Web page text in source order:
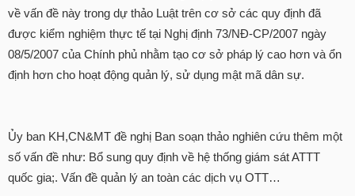
về vấn đề này trong dự thảo Luật trên cơ sở các quy định đã
được kiểm nghiệm thực tế tại Nghị định 73/NĐ-CP/2007 ngày
08/5/2007 của Chính phủ nhằm tạo cơ sở pháp lý cao hơn và ổn
định hơn cho hoạt động quản lý, sử dụng mật mã dân sự.
Ủy ban KH,CN&MT đề nghị Ban soạn thảo nghiên cứu thêm một
số vấn đề như: Bổ sung quy định về hệ thống giám sát ATTT
quốc gia;. Vấn đề quản lý an toàn các dịch vụ OTT…